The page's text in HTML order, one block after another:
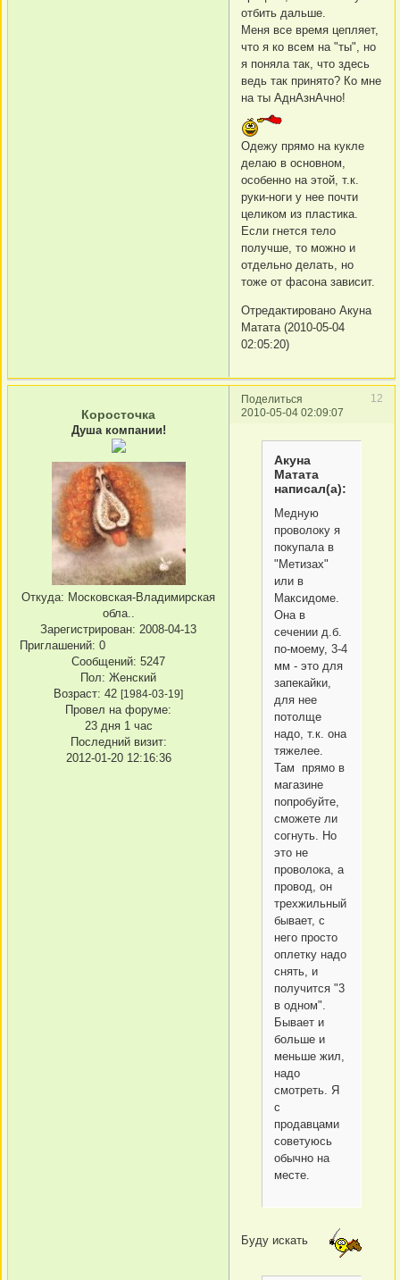
отбить дальше.
Меня все время цепляет,
что я ко всем на "ты", но
я поняла так, что здесь
ведь так принято? Ко мне
на ты АднАзнАчно!
Одежу прямо на кукле
делаю в основном,
особенно на этой, т.к.
руки-ноги у нее почти
целиком из пластика.
Если гнется тело
получше, то можно и
отдельно делать, но
тоже от фасона зависит.
Отредактировано Акуна
Матата (2010-05-04
02:05:20)
Поделиться
12
2010-05-04 02:09:07
Коросточка
Душа компании!
Откуда: Московская-Владимирская
обла..
Зарегистрирован: 2008-04-13
Приглашений: 0
Сообщений: 5247
Пол: Женский
Возраст: 42 [1984-03-19]
Провел на форуме:
23 дня 1 час
Последний визит:
2012-01-20 12:16:36
Акуна
Матата
написал(а):
Медную
проволоку я
покупала в
"Метизах"
или в
Максидоме.
Она в
сечении д.б.
по-моему, 3-4
мм - это для
запекайки,
для нее
потолще
надо, т.к. она
тяжелее.
Там прямо в
магазине
попробуйте,
сможете ли
согнуть. Но
это не
проволока, а
провод, он
трехжильный
бывает, с
него просто
оплетку надо
снять, и
получится "3
в одном".
Бывает и
больше и
меньше жил,
надо
смотреть. Я
с
продавцами
советуюсь
обычно на
месте.
Буду искать